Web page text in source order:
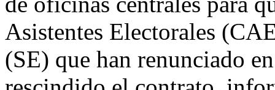
Asistentes Electorales
(SE) que han renunciado